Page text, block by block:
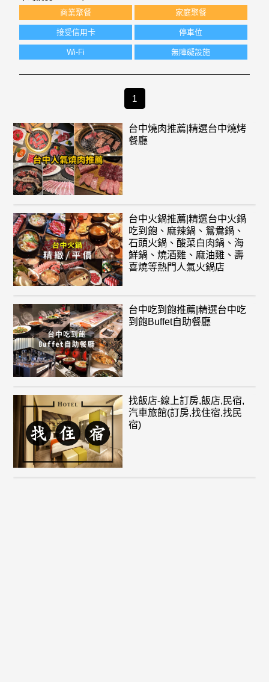
商業聚餐 家庭聚餐
接受信用卡 停車位
Wi-Fi 無障礙設施
1
台中燒肉推薦|精選台中燒烤
餐廳
台中火鍋推薦|精選台中火鍋
吃到飽、麻辣鍋、鴛鴦鍋、
石頭火鍋、酸菜白肉鍋、海
鮮鍋、燒酒雞、麻油雞、壽
喜燒等熱門人氣火鍋店
台中吃到飽推薦|精選台中吃
到飽Buffet自助餐廳
找飯店-線上訂房,飯店,民宿,
汽車旅館(訂房,找住宿,找民
宿)